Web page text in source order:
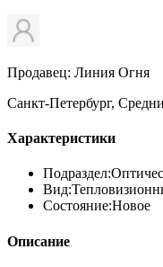
Продавец: Линия Огня
Санкт-Петербург,
Характеристики
Подраздел:
Вид:
Состояние:Новое
Описание